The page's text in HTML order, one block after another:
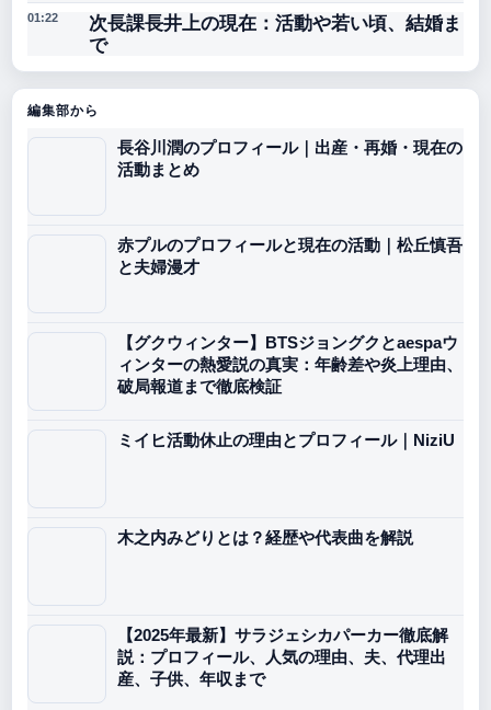
01:22
次長課長井上の現在：活動や若い頃、結婚ま
で
編集部から
長谷川潤のプロフィール｜出産・再婚・現在の
活動まとめ
赤プルのプロフィールと現在の活動｜松丘慎吾
と夫婦漫才
【グクウィンター】BTSジョングクとaespaウ
ィンターの熱愛説の真実：年齢差や炎上理由、
破局報道まで徹底検証
ミイヒ活動休止の理由とプロフィール｜NiziU
木之内みどりとは？経歴や代表曲を解説
【2025年最新】サラジェシカパーカー徹底解
説：プロフィール、人気の理由、夫、代理出
産、子供、年収まで